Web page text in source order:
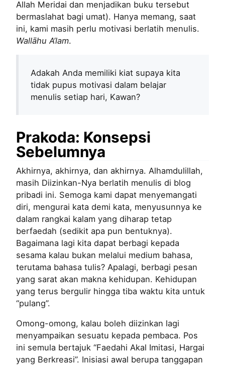
Allah Meridai dan menjadikan buku tersebut
bermaslahat bagi umat). Hanya memang, saat
ini, kami masih perlu motivasi berlatih menulis.
Wallāhu A’lam.
Adakah Anda memiliki kiat supaya kita
tidak pupus motivasi dalam belajar
menulis setiap hari, Kawan?
Prakoda: Konsepsi
Sebelumnya
Akhirnya, akhirnya, dan akhirnya. Alhamdulillah,
masih Diizinkan-Nya berlatih menulis di blog
pribadi ini. Semoga kami dapat menyemangati
diri, mengurai kata demi kata, menyusunnya ke
dalam rangkai kalam yang diharap tetap
berfaedah (sedikit apa pun bentuknya).
Bagaimana lagi kita dapat berbagi kepada
sesama kalau bukan melalui medium bahasa,
terutama bahasa tulis? Apalagi, berbagi pesan
yang sarat akan makna kehidupan. Kehidupan
yang terus bergulir hingga tiba waktu kita untuk
“pulang”.
Omong-omong, kalau boleh diizinkan lagi
menyampaikan sesuatu kepada pembaca. Pos
ini semula bertajuk “Faedahi Akal Imitasi, Hargai
yang Berkreasi”. Inisiasi awal berupa tanggapan